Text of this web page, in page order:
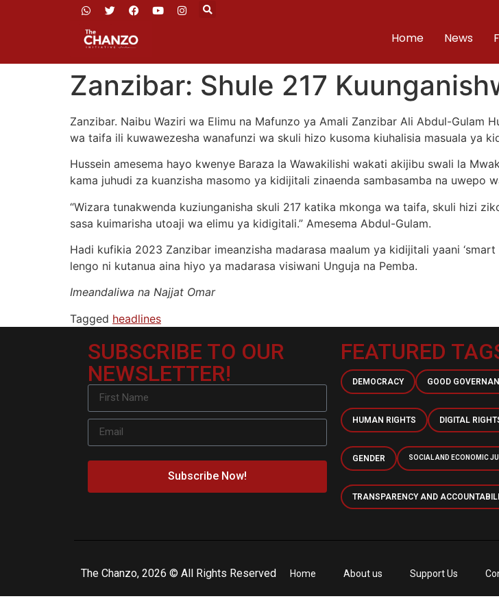
Home News
Zanzibar: Shule 217
Zanzibar. Naibu Waziri wa Elimu na Mafunzo ya Amali Zanzibar Ali Abdul-Gulam
wa taifa ili kuwawezesha wanafunzi wa skuli hizo kusoma kiuhalisia masuala ya
Hussein amesema hayo kwenye Baraza la Wawakilishi wakati akijibu swali la
kama juhudi za kuanzisha masomo ya kidijitali zinaenda sambasamba na uwepo
“Wizara tunakwenda kuziunganisha skuli 217 katika mkonga wa taifa, skuli hizi
sasa kuimarisha utoaji wa elimu ya kidigitali.” Amesema Abdul-Gulam.
Hadi kufikia 2023 Zanzibar imeanzisha madarasa maalum ya kidijitali yaani
lengo ni kutanua aina hiyo ya madarasa visiwani Unguja na Pemba.
Imeandaliwa na Najjat Omar
Tagged headlines
SUBSCRIBE TO OUR
NEWSLETTER!
Subscribe Now!
FEATURED
DEMOCRACY GOOD
HUMAN RIGHTS DIGITAL
GENDER SOCIAL AND ECONOMIC
TRANSPARENCY AND
The Chanzo, 2026 © All Rights Reserved Home About us Support Us